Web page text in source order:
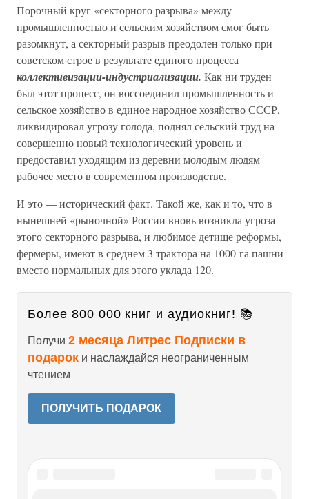
Порочный круг «секторного разрыва» между
промышленностью и сельским хозяйством смог быть
разомкнут, а секторный разрыв преодолен только при
советском строе в результате единого процесса
коллективизации-индустриализации. Как ни труден
был этот процесс, он воссоединил промышленность и
сельское хозяйство в единое народное хозяйство СССР,
ликвидировал угрозу голода, поднял сельский труд на
совершенно новый технологический уровень и
предоставил уходящим из деревни молодым людям
рабочее место в современном производстве.
И это — исторический факт. Такой же, как и то, что в
нынешней «рыночной» России вновь возникла угроза
этого секторного разрыва, и любимое детище реформы,
фермеры, имеют в среднем 3 трактора на 1000 га пашни
вместо нормальных для этого уклада 120.
Более 800 000 книг и аудиокниг! 📚
Получи 2 месяца Литрес Подписки в
подарок и наслаждайся неограниченным
чтением
ПОЛУЧИТЬ ПОДАРОК